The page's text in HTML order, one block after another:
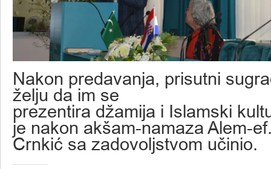
Nakon predavanja, prisutni
želju da im se
prezentira džamija i Islamski
je nakon akšam-namaza Alem-
Crnkić sa zadovoljstvom učinio.